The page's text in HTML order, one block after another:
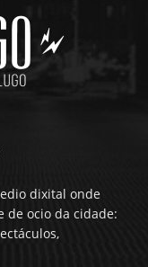
dixital onde
de ocio da cidade: